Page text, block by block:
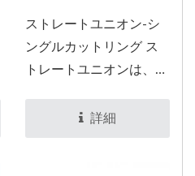
ストレートユニオン-シ
ングルカットリング ス
トレートユニオンは、両
グ・ロック機構を備えた
ストレート継手です。当
詳細